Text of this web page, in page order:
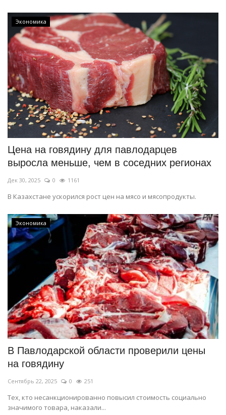
Экономика
Цена на говядину для павлодарцев
выросла меньше, чем в соседних регионах
Дек 30, 2025 0 1161
В Казахстане ускорился рост цен на мясо и мясопродукты.
Экономика
В Павлодарской области проверили цены
на говядину
Сентябрь 22, 2025 0 251
Тех, кто несанкционированно повысил стоимость социально
значимого товара, наказали...